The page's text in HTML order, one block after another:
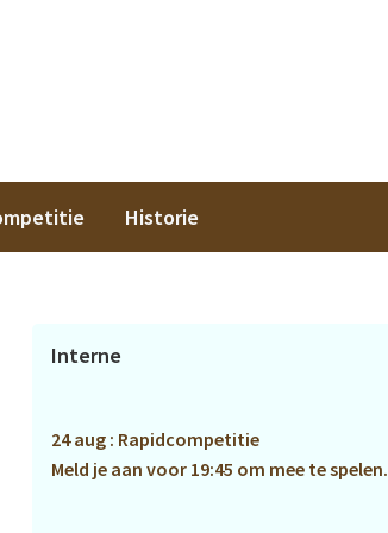
Historie
Primaire
Interne
24 aug : Rapidcompetitie
Meld je aan voor 19:45 om mee te spelen.